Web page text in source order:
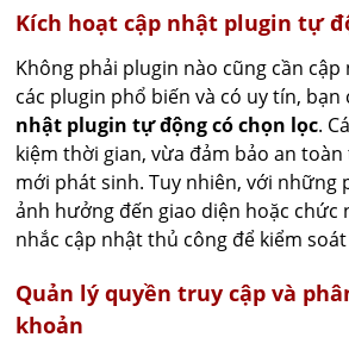
Kích hoạt cập nhật plugin tự
Không phải plugin nào cũng cần
các plugin phổ biến và có uy tín,
nhật plugin tự động có chọn lọc.
kiệm thời gian, vừa đảm bảo an
mới phát sinh. Tuy nhiên, với những
ảnh hưởng đến giao diện hoặc chức
nhắc cập nhật thủ công để kiểm
Quản lý quyền truy cập và
khoản